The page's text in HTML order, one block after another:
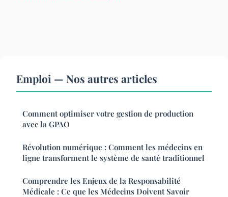
Emploi — Nos autres articles
Comment optimiser votre gestion de production
avec la GPAO
Révolution numérique : Comment les médecins en
ligne transforment le système de santé traditionnel
Comprendre les Enjeux de la Responsabilité
Médicale : Ce que les Médecins Doivent Savoir